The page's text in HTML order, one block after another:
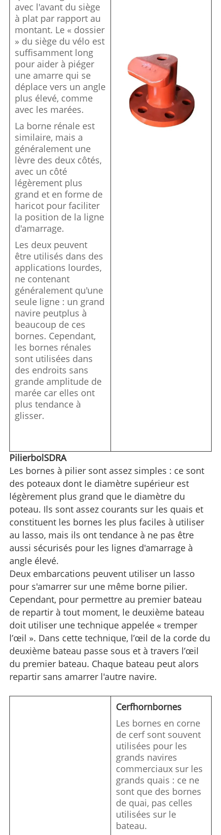
avec l'avant du siège
à plat par rapport au
montant. Le « dossier
» du siège du vélo est
suffisamment long
pour aider à piéger
une amarre qui se
déplace vers un angle
plus élevé, comme
avec les marées.
La borne rénale est
similaire, mais a
généralement une
lèvre des deux côtés,
avec un côté
légèrement plus
grand et en forme de
haricot pour faciliter
la position de la ligne
d'amarrage.
Les deux peuvent
être utilisés dans des
applications lourdes,
ne contenant
généralement qu'une
seule ligne : un grand
navire peutplus à
beaucoup de ces
bornes. Cependant,
les bornes rénales
sont utilisées dans
des endroits sans
grande amplitude de
marée car elles ont
plus tendance à
glisser.
PilierbolSDRA
Les bornes à pilier sont assez simples : ce sont
des poteaux dont le diamètre supérieur est
légèrement plus grand que le diamètre du
poteau. Ils sont assez courants sur les quais et
constituent les bornes les plus faciles à utiliser
au lasso, mais ils ont tendance à ne pas être
aussi sécurisés pour les lignes d'amarrage à
angle élevé.
Deux embarcations peuvent utiliser un lasso
pour s'amarrer sur une même borne pilier.
Cependant, pour permettre au premier bateau
de repartir à tout moment, le deuxième bateau
doit utiliser une technique appelée « tremper
l’œil ». Dans cette technique, l’œil de la corde du
deuxième bateau passe sous et à travers l’œil
du premier bateau. Chaque bateau peut alors
repartir sans amarrer l'autre navire.
Cerfhornbornes
Les bornes en corne
de cerf sont souvent
utilisées pour les
grands navires
commerciaux sur les
grands quais : ce ne
sont que des bornes
de quai, pas celles
utilisées sur le
bateau.